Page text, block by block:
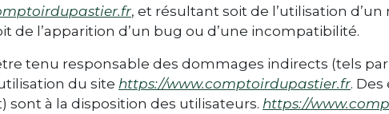
, et résultant soit de l’utilisation
de l’apparition d’un bug ou d’une incompatibilité.
tenu responsable des dommages indirects (tels
du site https://www.comptoirdupastier.fr.
sont à la disposition des utilisateurs. https://